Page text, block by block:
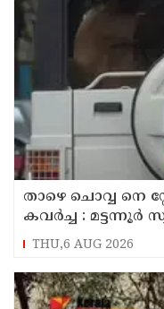
താഴെ ചൊവ്വ നെ
കവർച്ച : മട്ടന്നൂർ
പ്രതികൾ പിടിയിൽ
THU,6 AUG 2026